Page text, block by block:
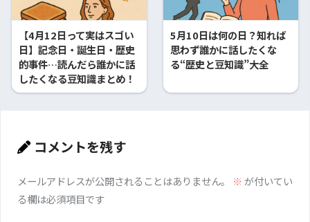
【4月12日って実はスゴい
日】記念日・誕生日・歴史
的事件…読んだら誰かに話
したくなる豆知識まとめ！
5月10日は何の日？知れば
思わず誰かに話したくな
る“歴史と豆知識”大全
コメントを残す
メールアドレスが公開されることはありません。 ※が付いてい
る欄は必須項目です